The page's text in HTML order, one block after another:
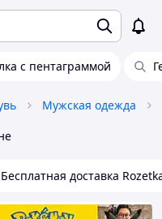
с пентаграммой
Мужская одежда
Бесплатная доставка